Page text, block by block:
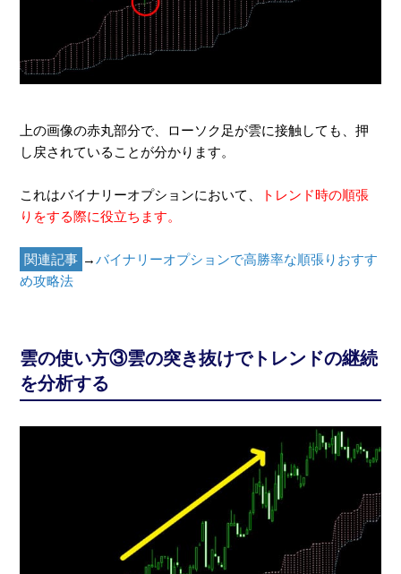
上の画像の赤丸部分で、ローソク足が雲に接触しても、押
し戻されていることが分かります。
これはバイナリーオプションにおいて、
トレンド時の順張
りをする際に役立ちます。
関連記事 →バイナリーオプションで高勝率な順張りおすす
め攻略法
雲の使い方③雲の突き抜けでトレンドの継続
を分析する